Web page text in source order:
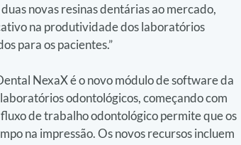
novas resinas dentárias ao mercado,
na produtividade dos laboratórios
para os pacientes.”
NexaX é o novo módulo de software da
odontológicos, começando com
de trabalho odontológico permite que os
na impressão. Os novos recursos incluem